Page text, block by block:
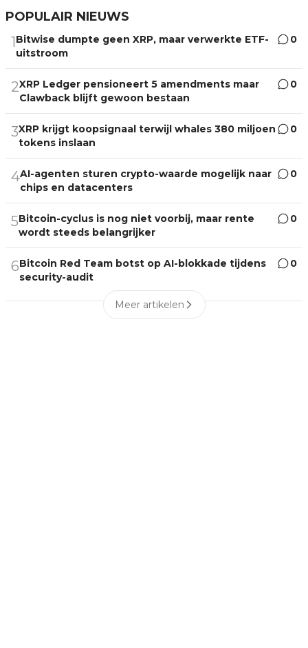
POPULAIR NIEUWS
1Bitwise dumpte geen XRP, maar verwerkte ETF-
uitstroom
0
2XRP Ledger pensioneert 5 amendments maar
Clawback blijft gewoon bestaan
0
3XRP krijgt koopsignaal terwijl whales 380 miljoen
tokens inslaan
0
4AI-agenten sturen crypto-waarde mogelijk naar
chips en datacenters
0
5Bitcoin-cyclus is nog niet voorbij, maar rente
wordt steeds belangrijker
0
6Bitcoin Red Team botst op AI-blokkade tijdens
security-audit
0
Meer artikelen